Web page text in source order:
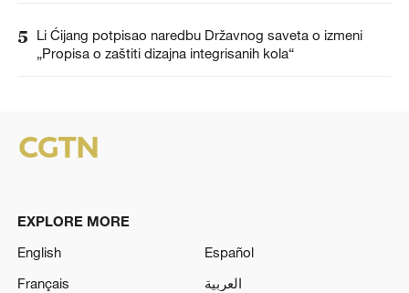
5
Li Ćijang potpisao naredbu Državnog saveta o izmeni
„Propisa o zaštiti dizajna integrisanih kola“
EXPLORE MORE
English
Español
Français
العربية